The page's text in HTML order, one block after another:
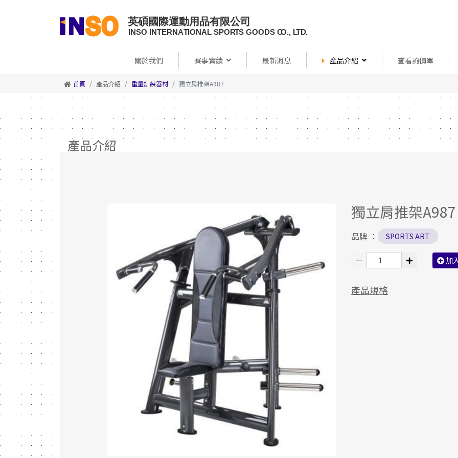
關於我們 賽事實績 最新消息 產品介紹 查看詢價單
首頁 產品介紹 重量訓練器材 獨立肩推架A987
產品介紹
獨立肩推架A987
品牌 ： SPORTS ART
加
產品規格